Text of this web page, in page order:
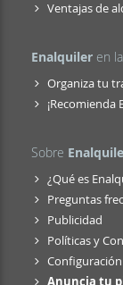
Ventajas de
Enalquiler en
Organiza tu
¡Recomienda
Sobre
¿Qué es
Preguntas
Publicidad
Políticas y
Anuncia tu